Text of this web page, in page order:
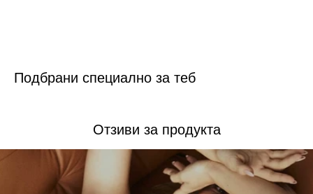
Подбрани специално за теб
Отзиви за продукта